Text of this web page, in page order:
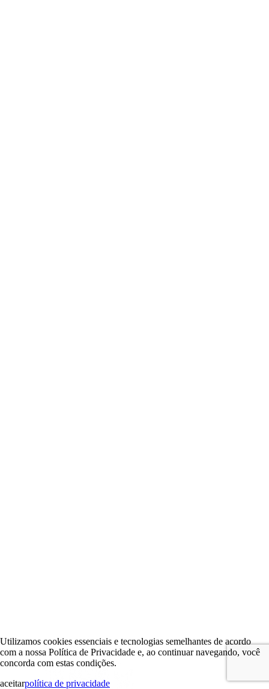
Utilizamos cookies essenciais e tecnologias semelhantes de acordo
com a nossa Política de Privacidade e, ao continuar navegando, você
concorda com estas condições.
aceitarpolítica de privacidade